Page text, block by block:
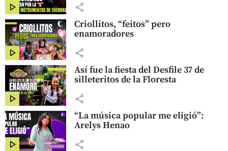
share
Criollitos, “feitos” pero
enamoradores
share
Así fue la fiesta del Desfile 37 de
silleteritos de la Floresta
share
“La música popular me eligió”:
Arelys Henao
share